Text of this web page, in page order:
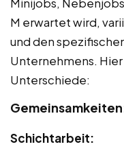
M erwartet wird,
und den
Unternehmens.
Unterschiede:
Schichtarbeit: